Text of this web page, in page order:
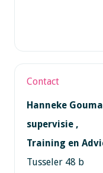
Contact
Hanneke Gouma
supervisie ,
Training en
Tusseler 48 b